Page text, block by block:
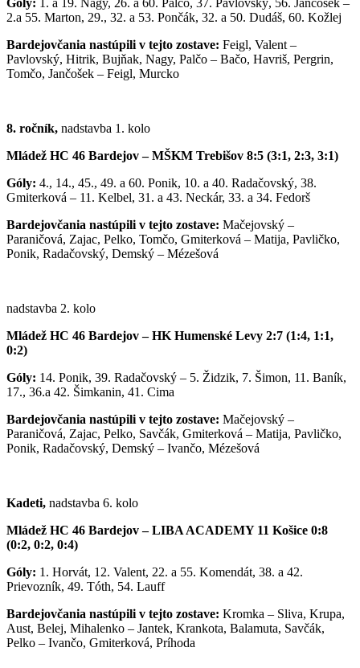
2.a 55. Marton, 29., 32. a 53. Pončák, 32. a 50. Dudáš, 60. Kožlej
Bardejovčania nastúpili v tejto zostave: Feigl, Valent –
Pavlovský, Hitrik, Bujňak, Nagy, Palčo – Bačo, Havriš, Pergrin,
Tomčo, Jančošek – Feigl, Murcko
8. ročník, nadstavba 1. kolo
Mládež HC 46 Bardejov – MŠKM Trebišov 8:5 (3:1, 2:3, 3:1)
Góly: 4., 14., 45., 49. a 60. Ponik, 10. a 40. Radačovský, 38.
Gmiterková – 11. Kelbel, 31. a 43. Neckár, 33. a 34. Fedorš
Bardejovčania nastúpili v tejto zostave: Mačejovský –
Paraničová, Zajac, Pelko, Tomčo, Gmiterková – Matija, Pavličko,
Ponik, Radačovský, Demský – Mézešová
nadstavba 2. kolo
Mládež HC 46 Bardejov – HK Humenské Levy 2:7 (1:4, 1:1,
0:2)
Góly: 14. Ponik, 39. Radačovský – 5. Židzik, 7. Šimon, 11. Baník,
17., 36.a 42. Šimkanin, 41. Cima
Bardejovčania nastúpili v tejto zostave: Mačejovský –
Paraničová, Zajac, Pelko, Savčák, Gmiterková – Matija, Pavličko,
Ponik, Radačovský, Demský – Ivančo, Mézešová
Kadeti, nadstavba 6. kolo
Mládež HC 46 Bardejov – LIBA ACADEMY 11 Košice 0:8
(0:2, 0:2, 0:4)
Góly: 1. Horvát, 12. Valent, 22. a 55. Komendát, 38. a 42.
Prievozník, 49. Tóth, 54. Lauff
Bardejovčania nastúpili v tejto zostave: Kromka – Sliva, Krupa,
Aust, Belej, Mihalenko – Jantek, Krankota, Balamuta, Savčák,
Pelko – Ivančo, Gmiterková, Príhoda